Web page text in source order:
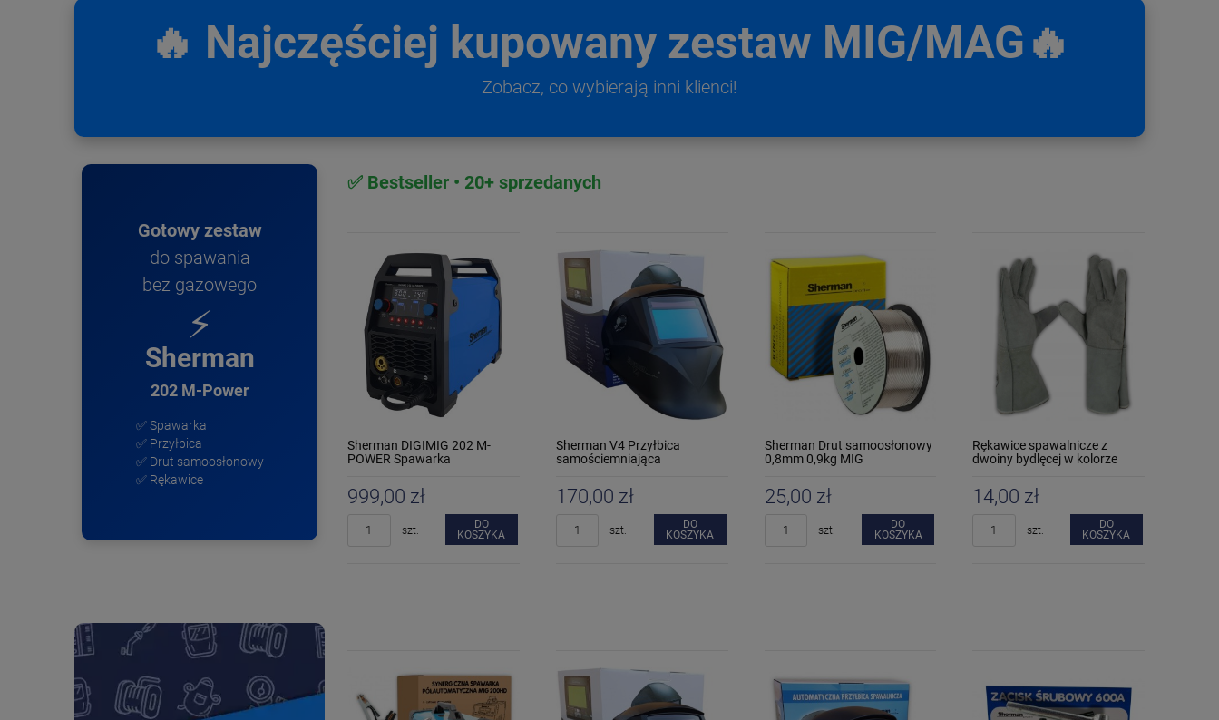
🔥 Najczęściej kupowany zestaw MIG/MAG🔥
Zobacz, co wybierają inni klienci!
Gotowy zestaw
do spawania
bez gazowego
⚡
Sherman
202 M-Power
✅ Spawarka
✅ Przyłbica
✅ Drut samoosłonowy
✅ Rękawice
✅ Bestseller • 20+ sprzedanych
Sherman DIGIMIG 202 M-
POWER Spawarka
999,00 zł
szt.
DO
KOSZYKA
Sherman V4 Przyłbica
samościemniająca
170,00 zł
szt.
DO
KOSZYKA
Sherman Drut samoosłonowy
0,8mm 0,9kg MIG
25,00 zł
szt.
DO
KOSZYKA
Rękawice spawalnicze z
dwoiny bydlęcej w kolorze
14,00 zł
szt.
DO
KOSZYKA